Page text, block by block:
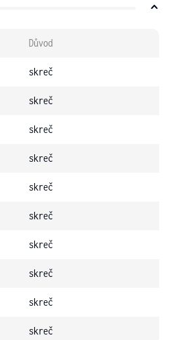
Důvod
skreč
skreč
skreč
skreč
skreč
skreč
skreč
skreč
skreč
skreč